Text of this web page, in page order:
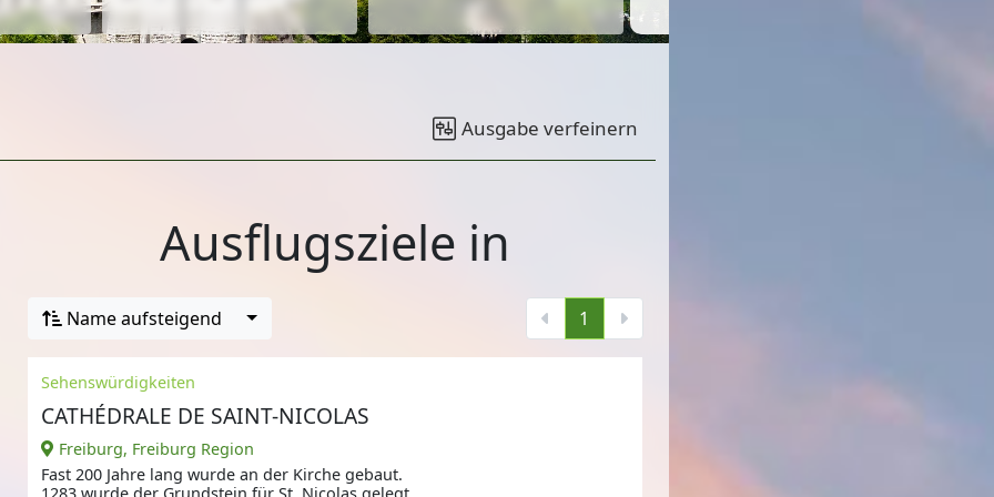
Ausgabe verfeinern
Ausflugsziele in
Name aufsteigend 1
Sehenswürdigkeiten
CATHÉDRALE DE SAINT-NICOLAS
Freiburg, Freiburg Region
Fast 200 Jahre lang wurde an der Kirche gebaut.